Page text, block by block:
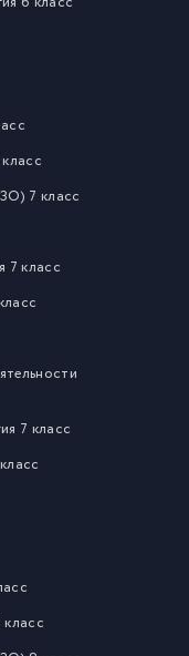
7 класс
7 класс
7 класс
класс